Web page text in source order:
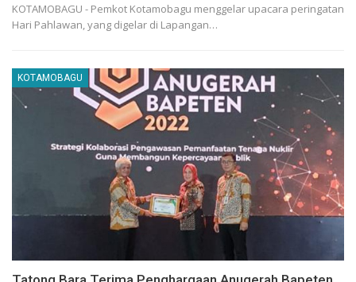
KOTAMOBAGU - Pemkot Kotamobagu menggelar upacara peringatan
Hari Pahlawan, yang digelar di Lapangan…
KOTAMOBAGU